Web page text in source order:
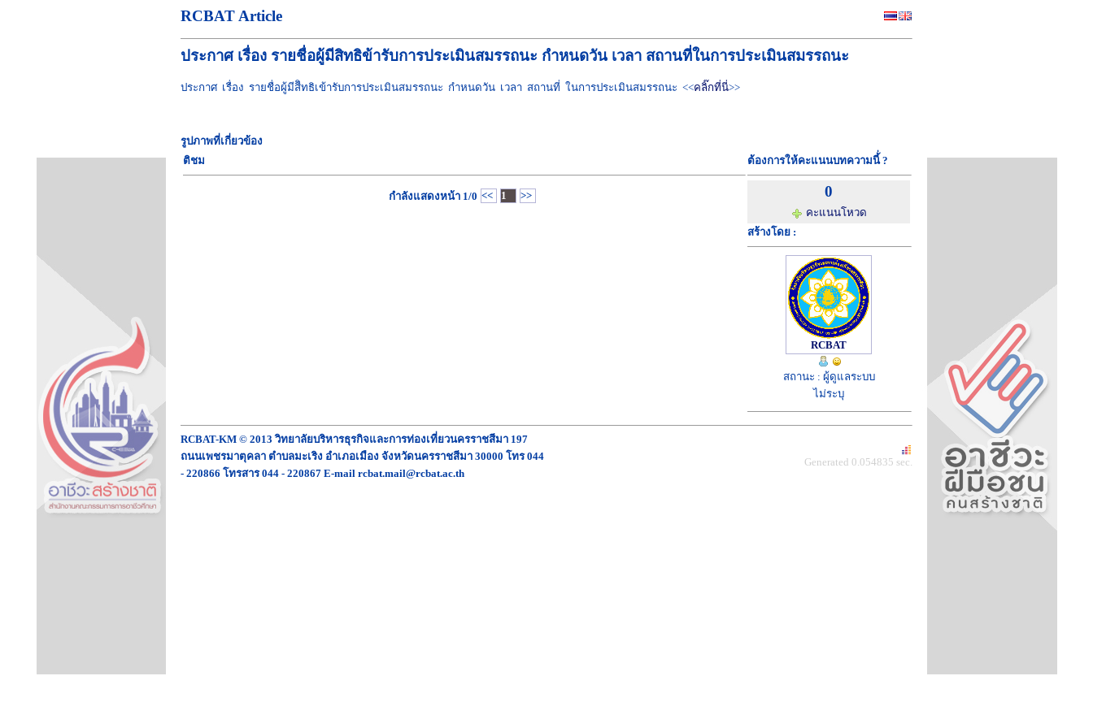
RCBAT Article
ประกาศ เรื่อง รายชื่อผู้มีสิทธิข้ารับการประเมินสมรรถนะ กำหนดวัน เวลา สถานที่ในการประเมินสมรรถนะ
ประกาศ เรื่อง รายชื่อผู้มีสีิทธิเข้ารับการประเมินสมรรถนะ กำหนดวัน เวลา สถานที่ ในการประเมินสมรรถนะ <<คลิ๊กที่นี่>>
รูปภาพที่เกี่ยวข้อง
ติชม
กำลังแสดงหน้า 1/0 << 1 >>
ต้องการให้คะแนนบทความนี้่ ?
0
คะแนนโหวด
สร้างโดย :
RCBAT
สถานะ : ผู้ดูแลระบบ
ไม่ระบุ
RCBAT-KM © 2013 วิทยาลัยบริหารธุรกิจและการท่องเที่ยวนครราชสีมา 197
ถนนเพชรมาตุคลา ตำบลมะเริง อำเภอเมือง จังหวัดนครราชสีมา 30000 โทร 044
- 220866 โทรสาร 044 - 220867 E-mail rcbat.mail@rcbat.ac.th
Generated 0.054835 sec.